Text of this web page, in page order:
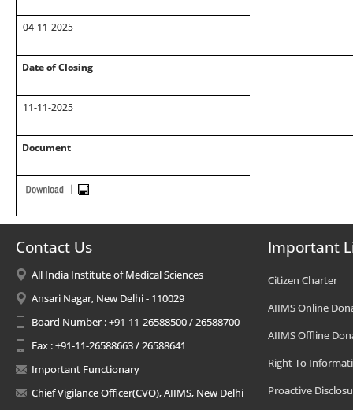
04-11-2025
Date of Closing
11-11-2025
Document
Contact Us
All India Institute of Medical Sciences
Ansari Nagar, New Delhi - 110029
Board Number : +91-11-26588500 / 26588700
Fax : +91-11-26588663 / 26588641
Important Functionary
Chief Vigilance Officer(CVO), AIIMS, New Delhi
Important
Citizen Charter
AIIMS Online
AIIMS Offline
Right To
Proactive